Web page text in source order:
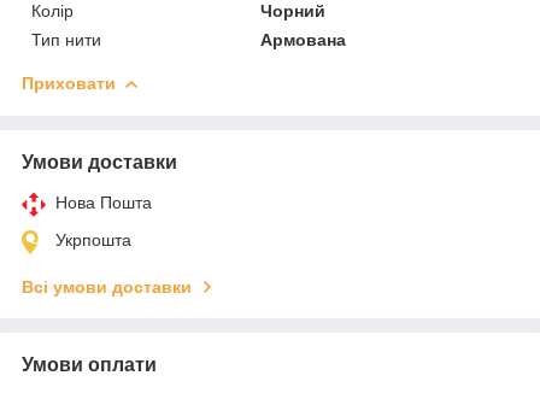
Колір
Чорний
Тип нити
Армована
Приховати
Умови доставки
Нова Пошта
Укрпошта
Всі умови доставки
Умови оплати